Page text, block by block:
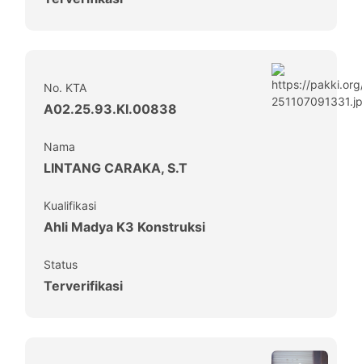
No. KTA
A02.25.93.KI.00838
Nama
LINTANG CARAKA, S.T
Kualifikasi
Ahli Madya K3 Konstruksi
Status
Terverifikasi